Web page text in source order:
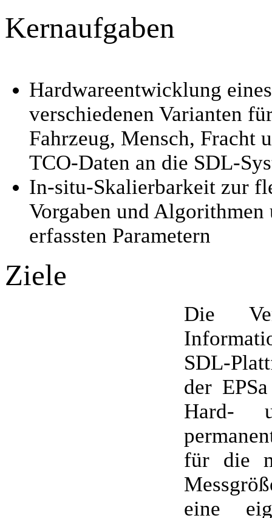
Kernaufgaben
Hardwareentwicklung
verschiedenen Varianten
Fahrzeug, Mensch, Fracht
TCO-Daten an die SDL-
In-situ-Skalierbarkeit zur
Vorgaben und
erfassten Parametern
Ziele
Die
SDL-
der
Hard-
für die
eine